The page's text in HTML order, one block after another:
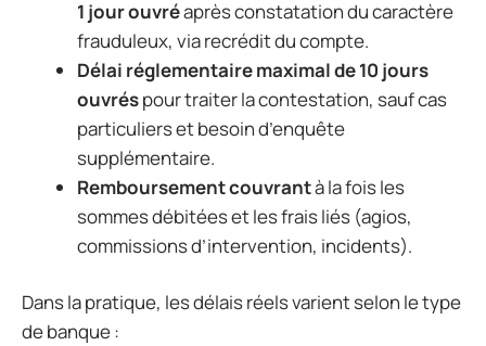
1 jour ouvréaprès constatation du caractère
frauduleux, via recrédit du compte.
Délai réglementaire maximal de 10 jours
ouvréspour traiter la contestation, sauf cas
particuliers et besoin d’enquête
supplémentaire.
Remboursement couvrantà la fois les
sommes débitées et les frais liés (agios,
commissions d’intervention, incidents).
Dans la pratique, les délais réels varient selon le type
de banque :